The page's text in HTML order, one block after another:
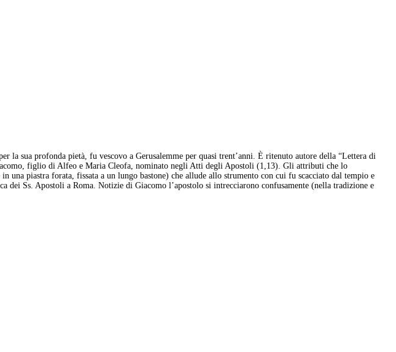
sua profonda pietà, fu vescovo a Gerusalemme per quasi trent’anni. È ritenuto autore della “Lettera di
figlio di Alfeo e Maria Cleofa, nominato negli Atti degli Apostoli (1,13). Gli attributi che lo
una piastra forata, fissata a un lungo bastone) che allude allo strumento con cui fu scacciato dal tempio e
Ss. Apostoli a Roma. Notizie di Giacomo l’apostolo si intrecciarono confusamente (nella tradizione e